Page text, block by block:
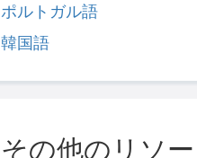
ポルトガル語
韓国語
その他のリソ